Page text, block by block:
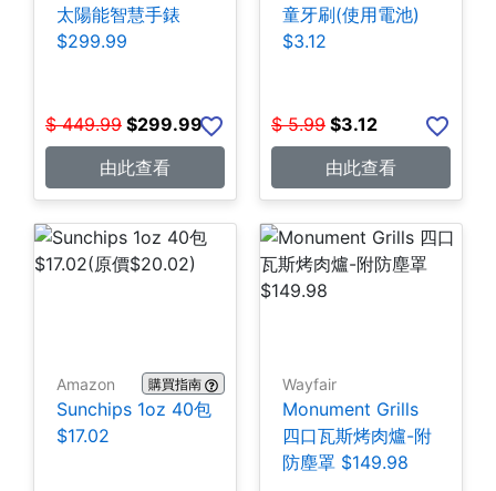
太陽能智慧手錶
$299.99
$ 449.99 $299.99
由此查看
童牙刷(使用電池)
$3.12
$ 5.99 $3.12
由此查看
Amazon 購買指南
Sunchips 1oz 40包
$17.02
Wayfair
Monument Grills
四口瓦斯烤肉爐-附
防塵罩 $149.98